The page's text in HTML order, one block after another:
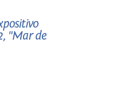
"Mar de